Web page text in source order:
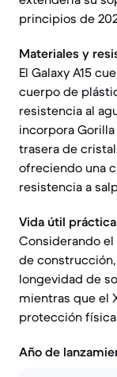
principios de
Materiales y
El Galaxy A15
cuerpo de
resistencia al
incorpora
trasera de
ofreciendo una
resistencia a
Vida útil
Considerando
de construcción,
longevidad de
mientras que el
protección
Año de